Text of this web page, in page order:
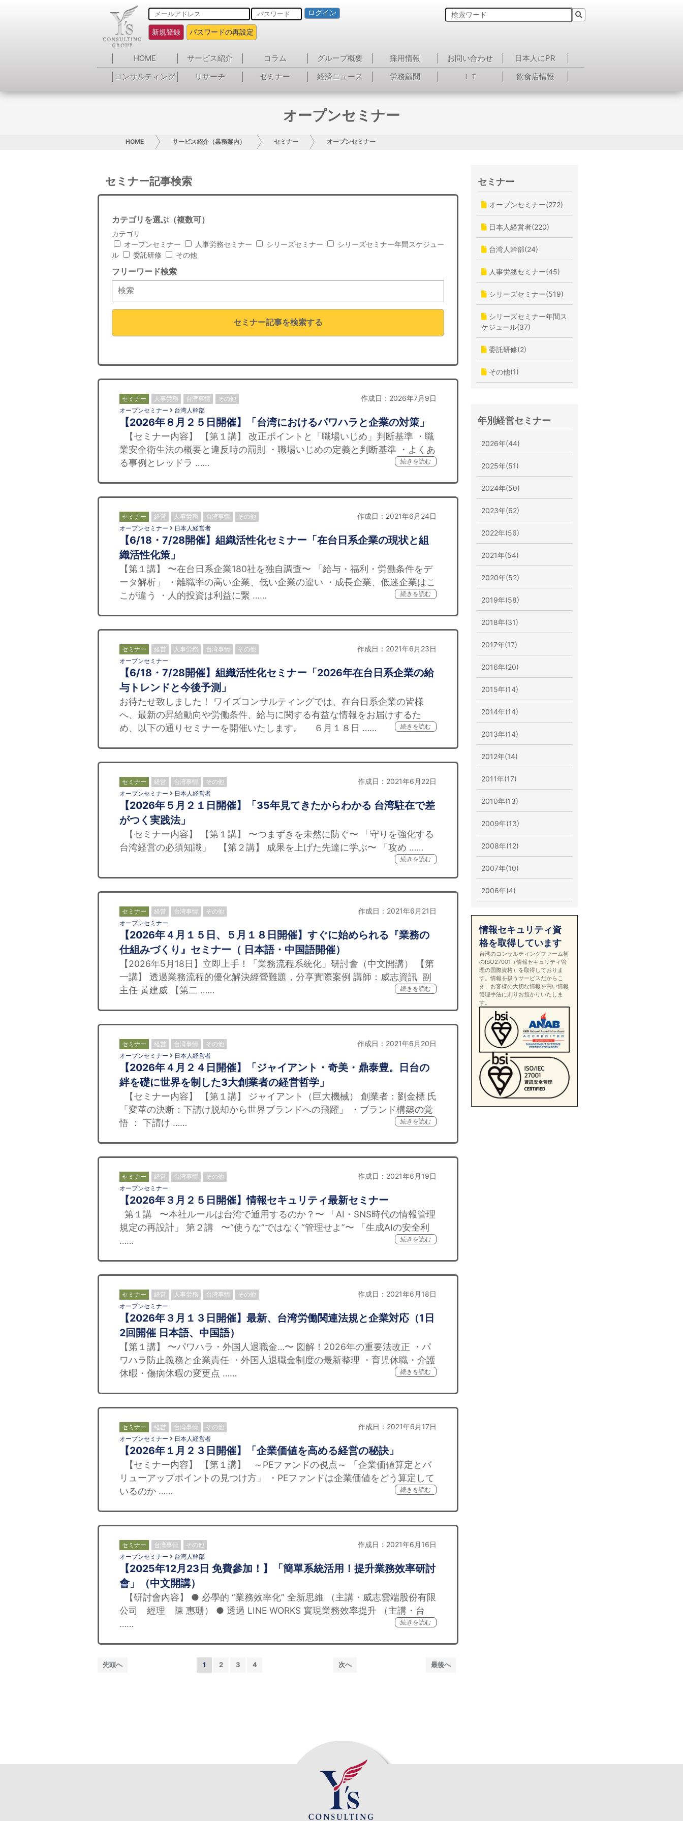
ログイン
新規登録 パスワードの再設定
HOME サービス紹介 コラム グループ概要 採用情報 お問い合わせ
日本人にPR
コンサルティング
リサーチ セミナー 経済ニュース 労務顧問 ＩＴ 飲食店情報
オープンセミナー
HOME サービス紹介（業務案内） セミナー オープンセミナー
セミナー記事検索
カテゴリを選ぶ（複数可）
カテゴリ
オープンセミナー
人事労務セミナー シリーズセミナー
シリーズセミナー年間スケジュー
ル
委託研修 その他
フリーワード検索
セミナー記事を検索する
セミナー 人事労務 台湾事情 その他 作成日：2026年7月9日
オープンセミナー 台湾人幹部
【2026年８月２５日開催】「台湾におけるパワハラと企業の対策」
【セミナー内容】 【第１講】 改正ポイントと「職場いじめ」判断基準 ・職
業安全衛生法の概要と違反時の罰則 ・職場いじめの定義と判断基準 ・よくあ
る事例とレッドラ ……
続きを読む
セミナー 経営 人事労務 台湾事情 その他 作成日：2021年6月24日
オープンセミナー 日本人経営者
【6/18・7/28開催】組織活性化セミナー「在台日系企業の現状と組
織活性化策」
【第１講】 〜在台日系企業180社を独自調查〜 「給与・福利・労働条件をデ
ータ解析」 ・離職率の高い企業、低い企業の違い ・成長企業、低迷企業はこ
こが違う ・人的投資は利益に繋 ……
続きを読む
セミナー 経営 人事労務 台湾事情 その他 作成日：2021年6月23日
オープンセミナー
【6/18・7/28開催】組織活性化セミナー「2026年在台日系企業の給
与トレンドと今後予測」
お待たせ致しました！ ワイズコンサルティングでは、在台日系企業の皆様
へ、最新の昇給動向や労働条件、給与に関する有益な情報をお届けするた
め、以下の通りセミナーを開催いたします。 ６月１８日 ……
続きを読む
セミナー 経営 台湾事情 その他 作成日：2021年6月22日
オープンセミナー 日本人経営者
【2026年５月２１日開催】「35年見てきたからわかる 台湾駐在で差
がつく実践法」
【セミナー内容】 【第１講】 〜つまずきを未然に防ぐ〜 「守りを強化する
台湾経営の必須知識」 【第２講】 成果を上げた先達に学ぶ〜 「攻め ……
続きを読む
セミナー 経営 台湾事情 その他 作成日：2021年6月21日
オープンセミナー
【2026年４月１５日、５月１８日開催】すぐに始められる『業務の
仕組みづくり』セミナー（ 日本語・中国語開催）
【2026年5月18日】立即上手！「業務流程系統化」研討會（中文開講） 【第
一講】 透過業務流程的優化解決經營難題，分享實際案例 講師：威志資訊 副
主任 黃建威 【第二 ……
続きを読む
セミナー 経営 台湾事情 その他 作成日：2021年6月20日
オープンセミナー 日本人経営者
【2026年４月２４日開催】「ジャイアント・奇美・鼎泰豊。日台の
絆を礎に世界を制した3大創業者の経営哲学」
【セミナー内容】 【第１講】 ジャイアント（巨大機械） 創業者：劉金標 氏
「変革の決断：下請け脱却から世界ブランドへの飛躍」 ・ブランド構築の覚
悟 ： 下請け ……
続きを読む
セミナー 経営 台湾事情 その他 作成日：2021年6月19日
オープンセミナー
【2026年３月２５日開催】情報セキュリティ最新セミナー
第１講 〜本社ルールは台湾で通用するのか？〜 「AI・SNS時代の情報管理
規定の再設計」 第２講 〜“使うな”ではなく“管理せよ”〜 「生成AIの安全利
……
続きを読む
セミナー 経営 人事労務 台湾事情 その他 作成日：2021年6月18日
オープンセミナー
【2026年３月１３日開催】最新、台湾労働関連法規と企業対応（1日
2回開催 日本語、中国語）
【第１講】 〜パワハラ・外国人退職金…〜 図解！2026年の重要法改正 ・パ
ワハラ防止義務と企業責任 ・外国人退職金制度の最新整理 ・育児休職・介護
休暇・傷病休暇の変更点 ……
続きを読む
セミナー 経営 台湾事情 その他 作成日：2021年6月17日
オープンセミナー 日本人経営者
【2026年１月２３日開催】「企業価値を高める経営の秘訣」
【セミナー内容】 【第１講】 ～PEファンドの視点～ 「企業価値算定とバ
リューアップポイントの見つけ方」 ・PEファンドは企業価値をどう算定して
いるのか ……
続きを読む
セミナー 台湾事情 その他 作成日：2021年6月16日
オープンセミナー 台湾人幹部
【2025年12月23日 免費參加！】「簡單系統活用！提升業務效率研討
會」（中文開講）
【研討會內容】 ● 必學的 “業務效率化” 全新思維 （主講・威志雲端股份有限
公司 經理 陳 惠珊） ● 透過 LINE WORKS 實現業務效率提升 （主講・台
……
続きを読む
先頭へ 1 2 3 4 次へ 最後へ
セミナー
オープンセミナー(272)
日本人経営者(220)
台湾人幹部(24)
人事労務セミナー(45)
シリーズセミナー(519)
シリーズセミナー年間ス
ケジュール(37)
委託研修(2)
その他(1)
年別経営セミナー
2026年(44)
2025年(51)
2024年(50)
2023年(62)
2022年(56)
2021年(54)
2020年(52)
2019年(58)
2018年(31)
2017年(17)
2016年(20)
2015年(14)
2014年(14)
2013年(14)
2012年(14)
2011年(17)
2010年(13)
2009年(13)
2008年(12)
2007年(10)
2006年(4)
情報セキュリティ資
格を取得しています
台湾のコンサルティングファーム初
のISO27001（情報セキュリティ管
理の国際資格）を取得しておりま
す。情報を扱うサービスだからこ
そ、お客様の大切な情報を高い情報
管理手法に則りお預かりいたしま
す。